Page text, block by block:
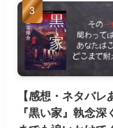
【感想・ネタバレ
『黒い家』執念深